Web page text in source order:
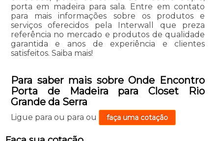
porta em madeira para sala. Entre em contato
para mais informações sobre os produtos e
serviços oferecidos pela Interwall que preza
referência no mercado e produtos de qualidade
garantida e anos de experiência e clientes
satisfeitos. Saiba mais!
Para saber mais sobre Onde Encontro
Porta de Madeira para Closet Rio
Grande da Serra
Ligue para ou para ou faça uma cotação